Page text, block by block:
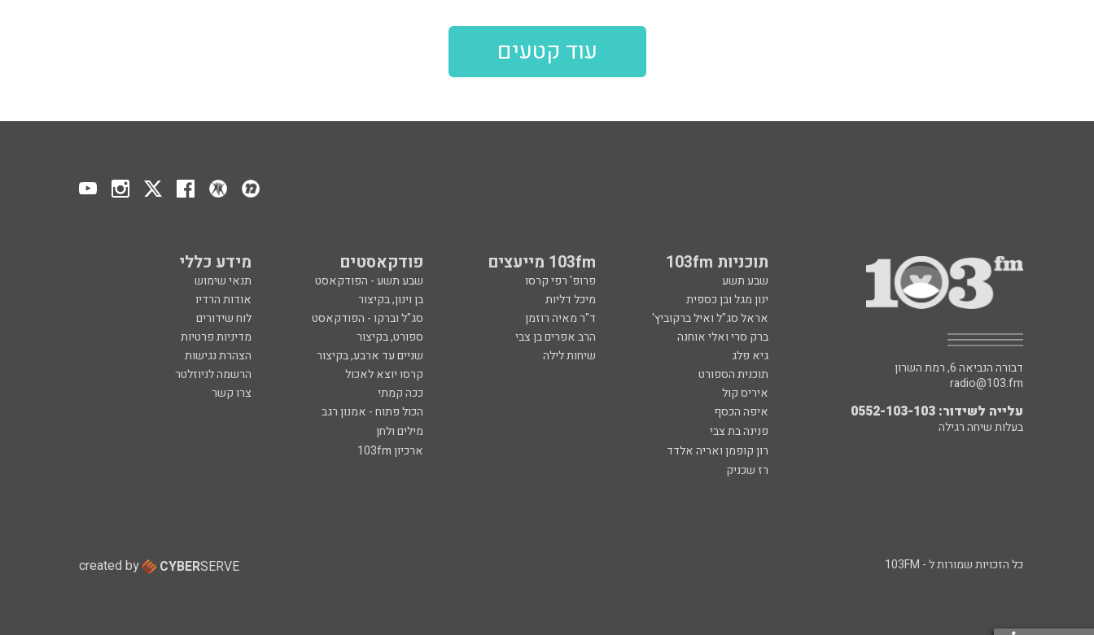
עוד קטעים
תוכניות 103fm 103fm מייעצים פודקאסטים מידע כללי
שבע תשע פרופ' רפי קרסו שבע תשע - הפודקאסט
תנאי שימוש
ינון מגל ובן כספית
מיכל דליות בן וינון, בקיצור
אודות הרדיו
אראל סג"ל ואיל ברקוביץ'
ד"ר מאיה רוזמן סג"ל וברקו - הפודקאסט
לוח שידורים
ברק סרי ואלי אוחנה
הרב אפרים בן צבי ספורט, בקיצור
מדיניות פרטיות
גיא פלג
שיחות לילה שניים עד ארבע, בקיצור
הצהרת נגישות
תוכנית הספורט
קרסו יוצא לאכול
הרשמה לניוזלטר
איריס קול
ככה קמתי
צרו קשר
איפה הכסף
הכול פתוח - אמנון רגב
פנינה בת צבי
מילים ולחן
רון קופמן ואריה אלדד
ארכיון 103fm
רז שכניק
דבורה הנביאה 6, רמת השרון
radio@103.fm
עלייה לשידור: 0552-103-103
בעלות שיחה רגילה
כל הזכויות שמורות ל - 103FM created by CYBERSERVE